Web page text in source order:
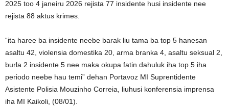
2025 too 4 janeiru 2026 rejista 77 insidente husi insidente nee
rejista 88 aktus krimes.
“ita haree ba insidente neebe barak liu tama ba top 5 hanesan
asaltu 42, violensia domestika 20, arma branka 4, asaltu seksual 2,
burla 2 insidente 5 nee maka okupa fatin dahuluk iha top 5 iha
periodo neebe hau temi” dehan Portavoz MI Suprentidente
Asistente Polisia Mouzinho Correia, liuhusi konferensia imprensa
iha MI Kaikoli, (08/01).